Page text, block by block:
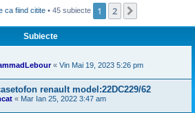
ca fiind citite • 45 subiecte 1 2
Subiecte
« Vin Mai 19, 2023 5:26 pm
renault model:22DC229/62
« Mar Ian 25, 2022 3:47 am